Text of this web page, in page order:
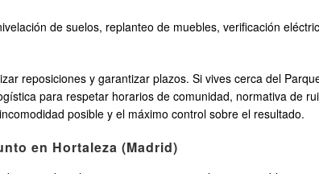
de suelos, replanteo de muebles, verificación
reposiciones y garantizar plazos. Si vives cerca del
para respetar horarios de comunidad, normativa de
posible y el máximo control sobre el resultado.
en Hortaleza (Madrid)